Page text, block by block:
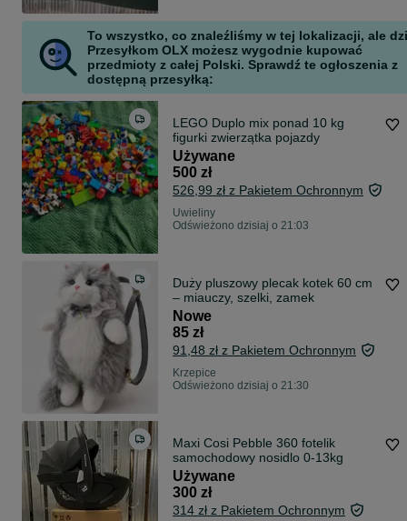
To wszystko, co znaleźliśmy w tej lokalizacji, ale
Przesyłkom OLX możesz wygodnie kupować
przedmioty z całej Polski. Sprawdź te ogłoszenia z
dostępną przesyłką:
LEGO Duplo mix ponad 10 kg
figurki zwierzątka pojazdy
Używane
500 zł
526,99 zł z Pakietem Ochronnym
Uwieliny
Odświeżono dzisiaj o 21:03
Duży pluszowy plecak kotek 60 cm
– miauczy, szelki, zamek
Nowe
85 zł
91,48 zł z Pakietem Ochronnym
Krzepice
Odświeżono dzisiaj o 21:30
Maxi Cosi Pebble 360 fotelik
samochodowy nosidlo 0-13kg
Używane
300 zł
314 zł z Pakietem Ochronnym